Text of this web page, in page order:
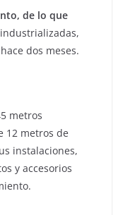
de lo que
dos meses.
metros
12 metros de
instalaciones,
y accesorios